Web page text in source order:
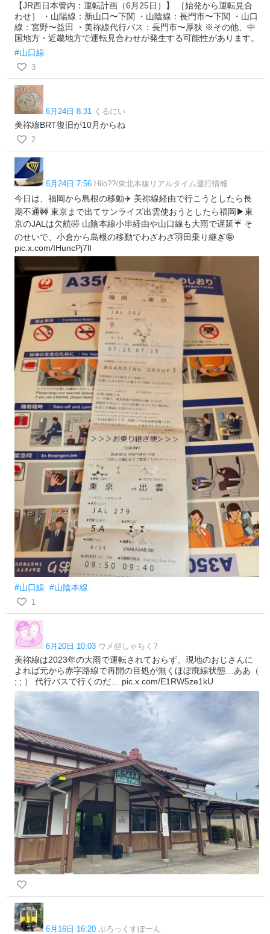
【JR西日本管内：運転計画（6月25日）】 ［始発から運転見合
わせ］ ・山陽線：新山口〜下関 ・山陰線：長門市〜下関 ・山口
線：宮野〜益田 ・美祢線代行バス：長門市〜厚狭 ※その他、中
国地方・近畿地方で運転見合わせが発生する可能性があります。
#山口線
3
6月24日 8:31 くるにい
美祢線BRT復旧が10月からね
2
6月24日 7:56 Hilo??/東北本線リアルタイム運行情報
今日は、福岡から島根の移動✈️ 美祢線経由で行こうとしたら長
期不通🚧 東京まで出てサンライズ出雲使おうとしたら福岡▶︎東
京のJALは欠航🤣 山陰本線小串経由や山口線も大雨で遅延☔️ そ
のせいで、小倉から島根の移動でわざわざ羽田乗り継ぎ🤪
pic.x.com/IHuncPj7lI
#山口線 #山陰本線
1
6月20日 10:03 ウメ@しゃちく?
美祢線は2023年の大雨で運転されておらず、現地のおじさんに
よれば元から赤字路線で再開の目処が無くほぼ廃線状態…ああ（
; ; ） 代行バスで行くのだ… pic.x.com/E1RW5ze1kU
6月16日 16:20 ぶろっくすぼーん